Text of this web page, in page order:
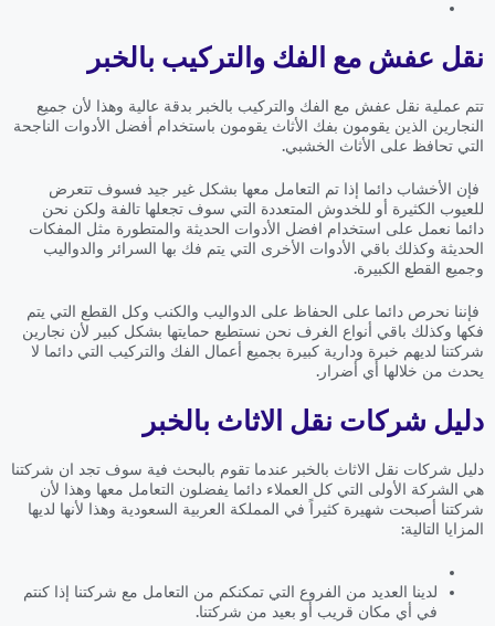
نقل عفش مع الفك والتركيب بالخبر
تتم عملية نقل عفش مع الفك والتركيب بالخبر بدقة عالية وهذا لأن جميع
النجارين الذين يقومون بفك الأثاث يقومون باستخدام أفضل الأدوات الناجحة
التي تحافظ على الأثاث الخشبي.
فإن الأخشاب دائما إذا تم التعامل معها بشكل غير جيد فسوف تتعرض
للعيوب الكثيرة أو للخدوش المتعددة التي سوف تجعلها تالفة ولكن نحن
دائما نعمل على استخدام افضل الأدوات الحديثة والمتطورة مثل المفكات
الحديثة وكذلك باقي الأدوات الأخرى التي يتم فك بها السرائر والدواليب
وجميع القطع الكبيرة.
فإننا نحرص دائما على الحفاظ على الدواليب والكنب وكل القطع التي يتم
فكها وكذلك باقي أنواع الغرف نحن نستطيع حمايتها بشكل كبير لأن نجارين
شركتنا لديهم خبرة ودارية كبيرة بجميع أعمال الفك والتركيب التي دائما لا
يحدث من خلالها أي أضرار.
دليل شركات نقل الاثاث بالخبر
دليل شركات نقل الاثاث بالخبر عندما تقوم بالبحث فية سوف تجد ان شركتنا
هي الشركة الأولى التي كل العملاء دائما يفضلون التعامل معها وهذا لأن
شركتنا أصبحت شهيرة كثيراً في المملكة العربية السعودية وهذا لأنها لديها
المزايا التالية:
لدينا العديد من الفروع التي تمكنكم من التعامل مع شركتنا إذا كنتم
في أي مكان قريب أو بعيد من شركتنا.